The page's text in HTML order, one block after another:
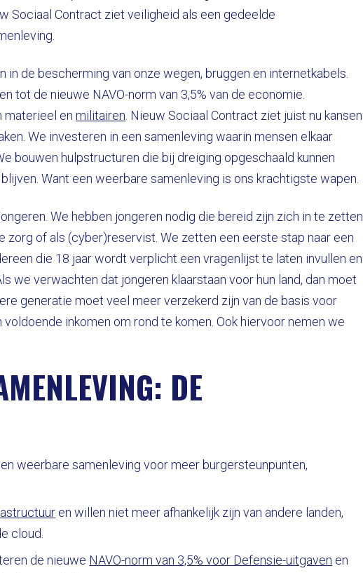
Sociaal Contract ziet veiligheid als een gedeelde
in de bescherming van onze wegen, bruggen en internetkabels.
tot de nieuwe NAVO-norm van 3,5% van de economie.
materieel enmilitairen . Nieuw Sociaal Contract ziet juist nu kansen
We investeren in een samenleving waarin mensen elkaar
bouwen hulpstructuren die bij dreiging opgeschaald kunnen
Want een weerbare samenleving is ons krachtigste wapen.
We hebben jongeren nodig die bereid zijn zich in te zetten
zorg of als (cyber)reservist. We zetten een eerste stap naar een
die 18 jaar wordt verplicht een vragenlijst te laten invullen en
we verwachten dat jongeren klaarstaan voor hun land, dan moet
generatie moet veel meer verzekerd zijn van de basis voor
voldoende inkomen om rond te komen. Ook hiervoor nemen we
DE
weerbare samenleving voor meer burgersteunpunten,
en willen niet meer afhankelijk zijn van andere landen,
cloud.
de nieuwe NAVO-norm van 3,5% voor Defensie-uitgaven en